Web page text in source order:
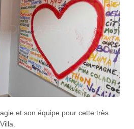
et son équipe pour cette très